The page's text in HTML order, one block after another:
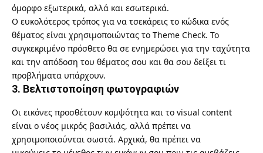
όμορφο εξωτερικά, αλλά και εσωτερικά.
Ο ευκολότερος τρόπος για να τσεκάρεις το κώδικα ενός
θέματος είναι χρησιμοποιώντας το Theme Check. Το
συγκεκριμένο πρόσθετο θα σε ενημερώσει για την ταχύτητα
και την απόδοση του θέματος σου και θα σου δείξει τι
προβλήματα υπάρχουν.
3. Βελτιστοποίηση φωτογραφιών
Οι εικόνες προσθέτουν κομψότητα και το visual content
είναι ο νέος μικρός βασιλιάς, αλλά πρέπει να
χρησιμοποιούνται σωστά. Αρχικά, θα πρέπει να